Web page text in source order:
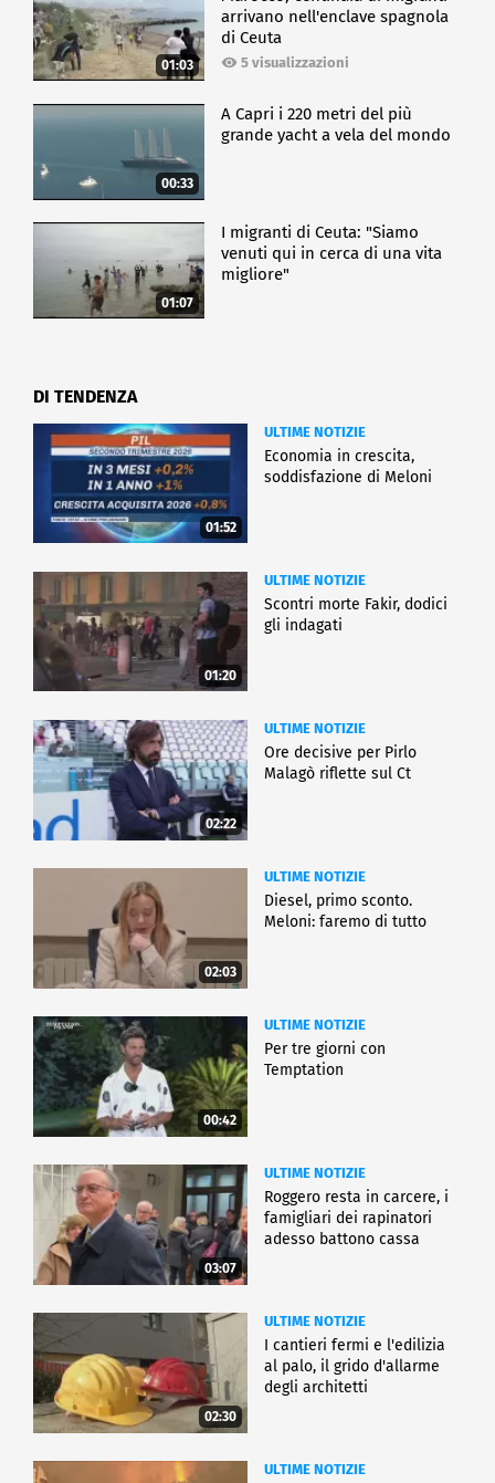
01:03
arrivano nell'enclave spagnola
di Ceuta
5 visualizzazioni
00:33
A Capri i 220 metri del più
grande yacht a vela del mondo
01:07
I migranti di Ceuta: "Siamo
venuti qui in cerca di una vita
migliore"
DI TENDENZA
01:52
ULTIME NOTIZIE
Economia in crescita,
soddisfazione di Meloni
01:20
ULTIME NOTIZIE
Scontri morte Fakir, dodici
gli indagati
02:22
ULTIME NOTIZIE
Ore decisive per Pirlo
Malagò riflette sul Ct
02:03
ULTIME NOTIZIE
Diesel, primo sconto.
Meloni: faremo di tutto
00:42
ULTIME NOTIZIE
Per tre giorni con
Temptation
03:07
ULTIME NOTIZIE
Roggero resta in carcere, i
famigliari dei rapinatori
adesso battono cassa
02:30
ULTIME NOTIZIE
I cantieri fermi e l'edilizia
al palo, il grido d'allarme
degli architetti
ULTIME NOTIZIE